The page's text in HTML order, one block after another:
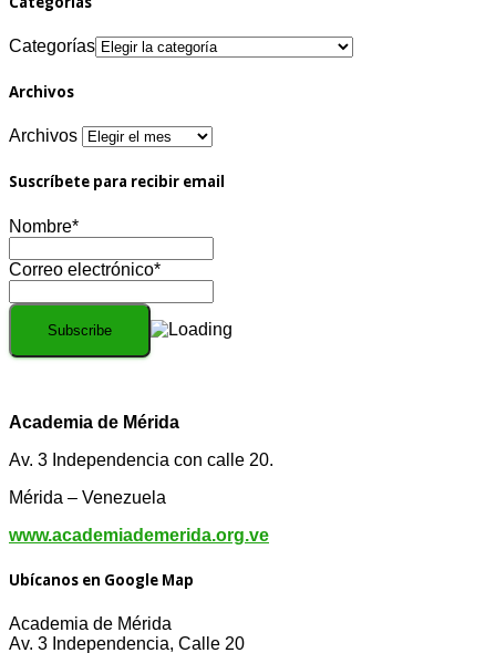
Categorías
Archivos
Archivos
Suscríbete para recibir email
Nombre*
Correo electrónico*
Academia de Mérida
Av. 3 Independencia con calle 20.
Mérida – Venezuela
www.academiademerida.org.ve
Ubícanos en Google Map
Academia de Mérida
Av. 3 Independencia, Calle 20